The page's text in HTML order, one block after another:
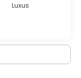
Luxus